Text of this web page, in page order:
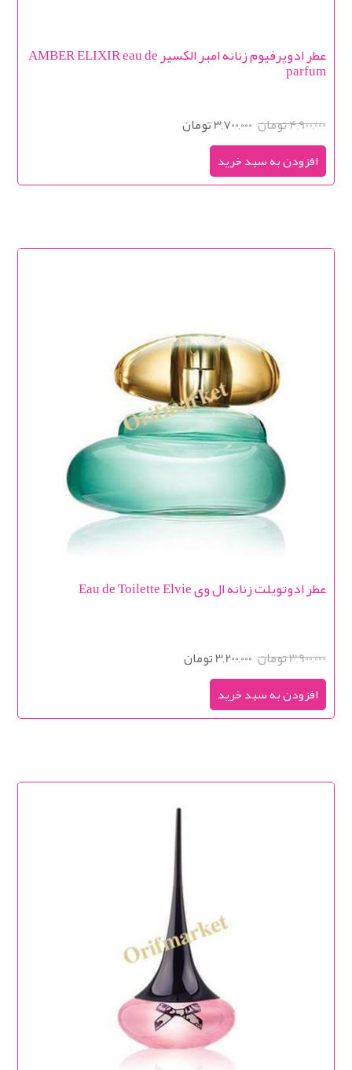
عطر ادوپرفیوم زنانه امبر الکسیر AMBER ELIXIR eau de
parfum
4,900,000 تومان 3,700,000 تومان
عطر ادوتویلت زنانه ال وی Eau de Toilette Elvie
3,900,000 تومان 3,200,000 تومان